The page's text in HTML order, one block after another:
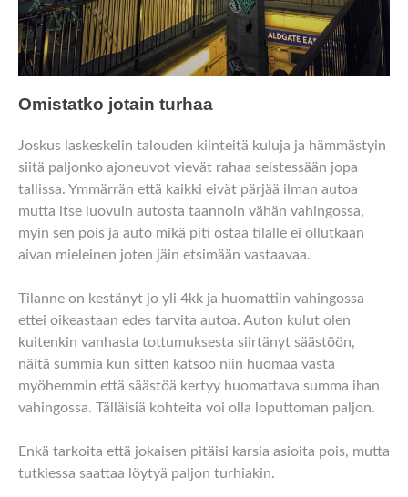
Omistatko jotain turhaa
Joskus laskeskelin talouden kiinteitä kuluja ja hämmästyin
siitä paljonko ajoneuvot vievät rahaa seistessään jopa
tallissa. Ymmärrän että kaikki eivät pärjää ilman autoa
mutta itse luovuin autosta taannoin vähän vahingossa,
myin sen pois ja auto mikä piti ostaa tilalle ei ollutkaan
aivan mieleinen joten jäin etsimään vastaavaa.
Tilanne on kestänyt jo yli 4kk ja huomattiin vahingossa
ettei oikeastaan edes tarvita autoa. Auton kulut olen
kuitenkin vanhasta tottumuksesta siirtänyt säästöön,
näitä summia kun sitten katsoo niin huomaa vasta
myöhemmin että säästöä kertyy huomattava summa ihan
vahingossa. Tälläisiä kohteita voi olla loputtoman paljon.
Enkä tarkoita että jokaisen pitäisi karsia asioita pois, mutta
tutkiessa saattaa löytyä paljon turhiakin.